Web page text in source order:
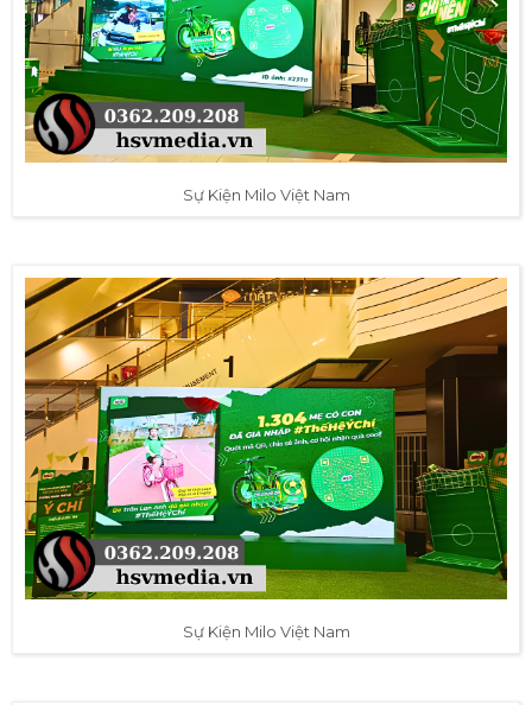
Sự Kiện Milo Việt Nam
Sự Kiện Milo Việt Nam